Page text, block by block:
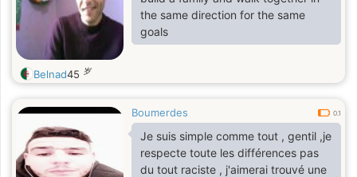
the same direction for the same
goals
Belnad45 岁
Boumerdes 0.1
Je suis simple comme tout , gentil ,je
respecte toute les différences pas
du tout raciste , j'aimerai trouvé une